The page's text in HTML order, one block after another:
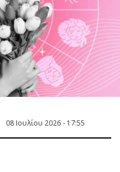
08 Ιουλίου 2026 - 17:55